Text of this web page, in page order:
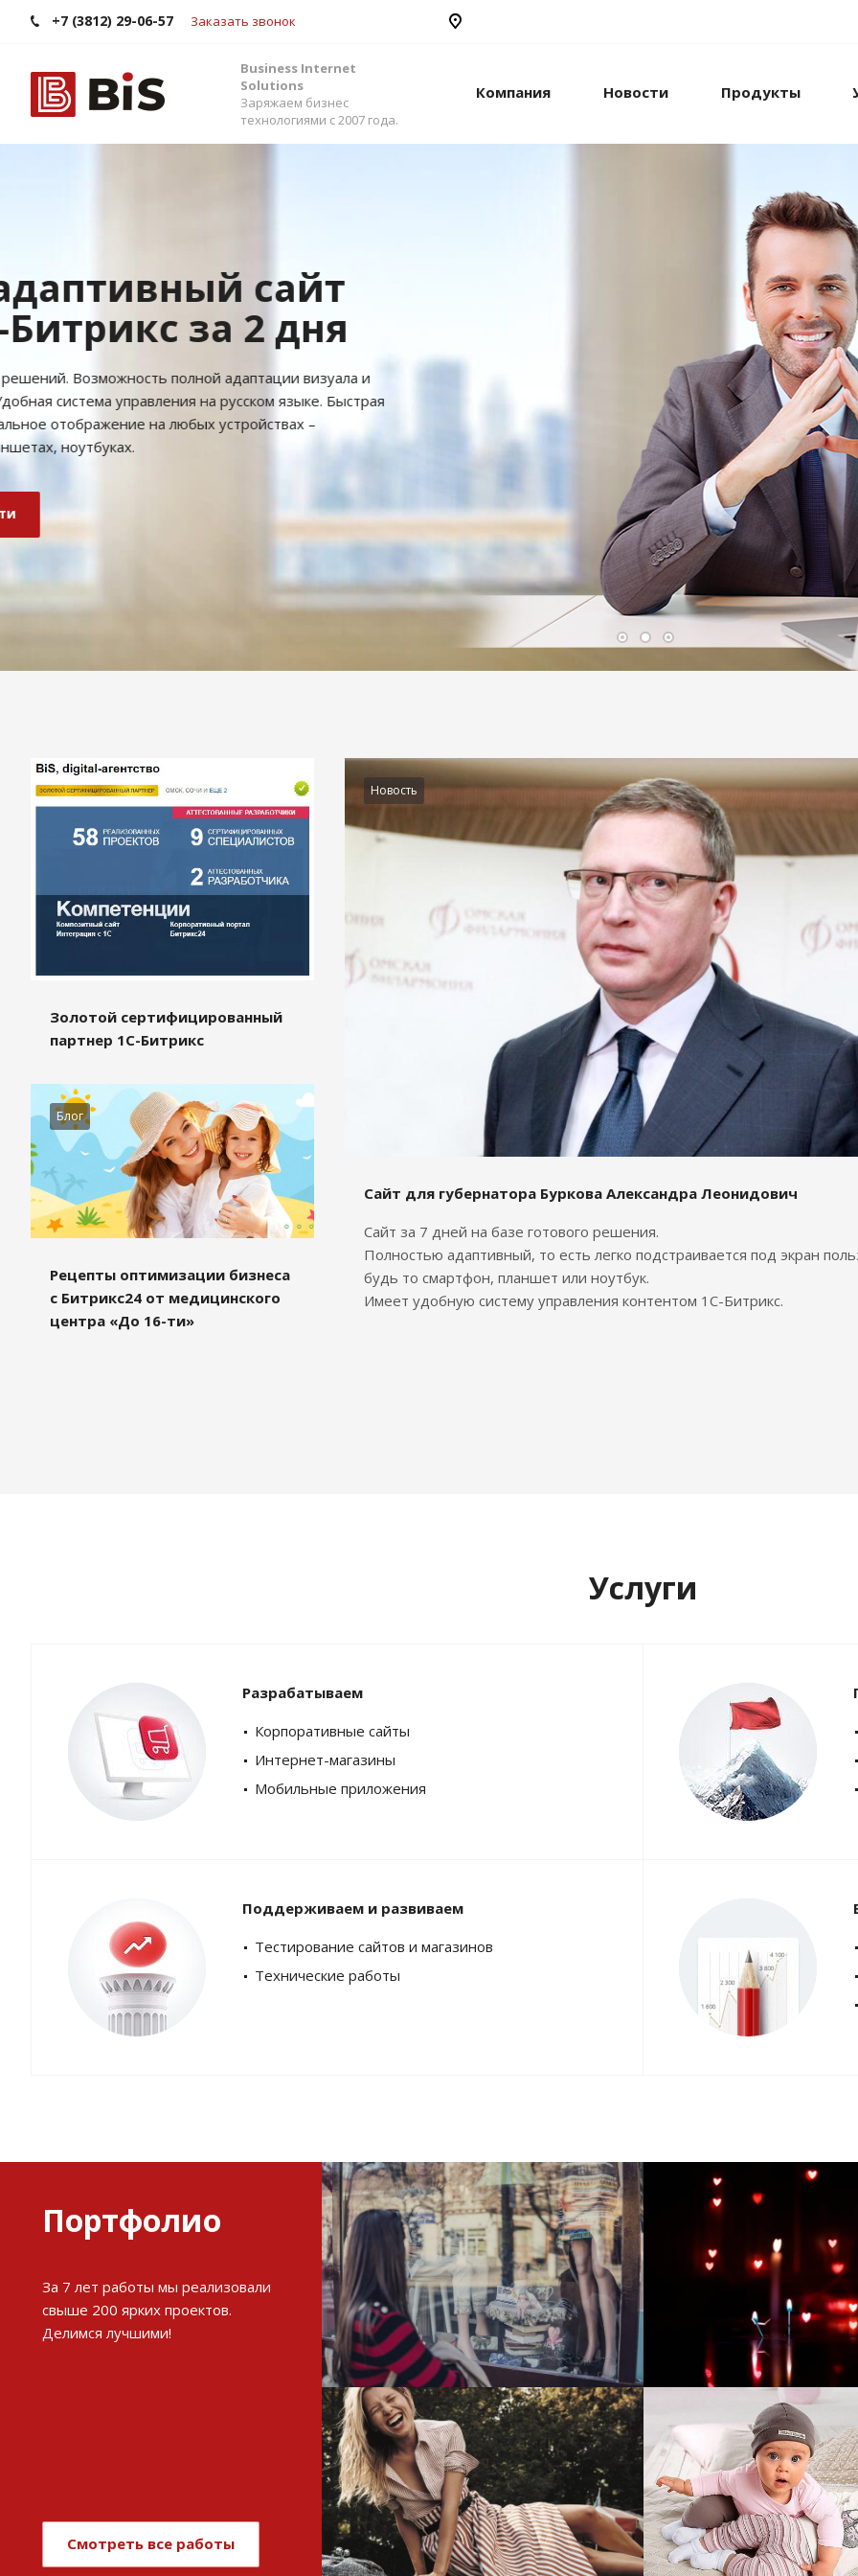
+7 (3812) 29-06-57 Заказать звонок
Business Internet
Solutions
Заряжаем бизнес
технологиями с 2007 года.
Компания Новости Продукты
Внедрение Битрикс24
Стройте работу в команде, управляйте продажами и компанией с
помощью одной из самых популярных CRM-систем.
Помогаем выбрать версию, настроить интеграцию с внешними
сервисами и автоматизировать бизнес-процессы.
Золотой сертифицированный
партнер 1С-Битрикс
Блог
Рецепты оптимизации бизнеса
с Битрикс24 от медицинского
центра «До 16-ти»
Новость
Сайт для губернатора Буркова Александра Леонидович
Сайт за 7 дней на базе готового решения.
Полностью адаптивный, то есть легко подстраивается под экран
будь то смартфон, планшет или ноутбук.
Имеет удобную систему управления контентом 1С-Битрикс.
Услуги
Разрабатываем
Корпоративные сайты
Интернет-магазины
Мобильные приложения
Поддерживаем и развиваем
Тестирование сайтов и магазинов
Технические работы
Портфолио
За 7 лет работы мы реализовали
свыше 200 ярких проектов.
Делимся лучшими!
Смотреть все работы
Развитие и поддержка
интернет-витрины StepClub
Смотреть проект
Развитие
магазина "Всё
Смотреть проект
Имиджевый сайт для сети
магазинов Soho Project
Увеличили
интернет-
topdatop.ru на